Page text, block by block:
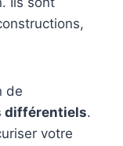
de
différentiels.
votre